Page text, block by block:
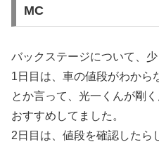
MC
バックステージについて、少
1日目は、車の値段がわから
とか言って、光一くんが剛
おすすめしてました。
2日目は、値段を確認したら